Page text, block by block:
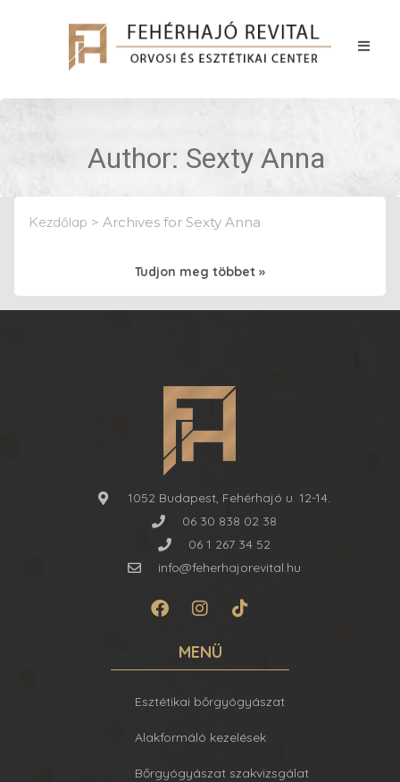
Author: Sexty Anna
Kezdőlap >Archives for Sexty Anna
Tudjon meg többet »
1052 Budapest, Fehérhajó u. 12-14.
06 30 838 02 38
06 1 267 34 52
info@feherhajorevital.hu
MENÜ
Esztétikai bőrgyógyászat
Alakformáló kezelések
Bőrgyógyászat szakvizsgálat